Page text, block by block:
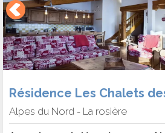
Résidence Les Chalets
Alpes du Nord - La rosière